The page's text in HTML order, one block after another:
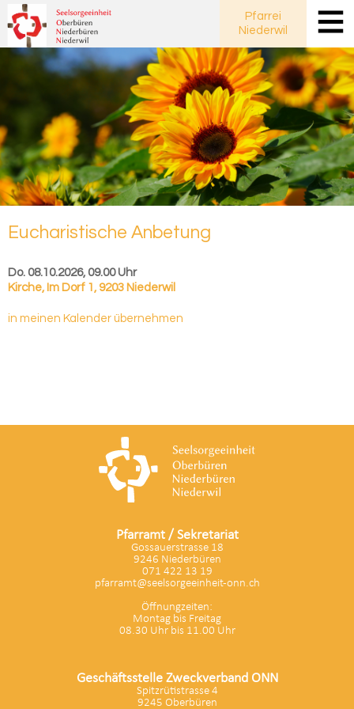
Pfarrei
Niederwil
Eu­cha­ris­ti­sche An­be­tung
Do. 08.10.2026, 09.00 Uhr
Kirche, Im Dorf 1, 9203 Niederwil
in meinen Kalender übernehmen
Pfarramt / Sekretariat
Gossauerstrasse 18
9246 Niederbüren
071 422 13 19
pfarramt@seelsorgeeinheit-onn.ch
Öffnungzeiten:
Montag bis Freitag
08.30 Uhr bis 11.00 Uhr
Geschäftsstelle Zweckverband ONN
Spitzrütistrasse 4
9245 Oberbüren